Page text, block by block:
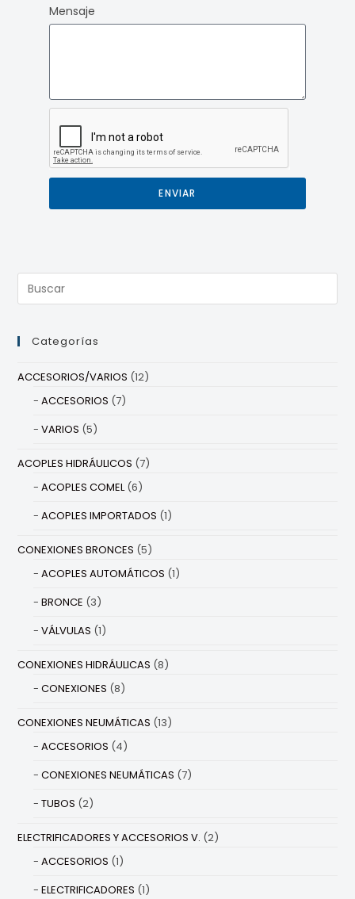
Mensaje
ENVIAR
Categorías
ACCESORIOS/VARIOS (12)
ACCESORIOS (7)
VARIOS (5)
ACOPLES HIDRÁULICOS (7)
ACOPLES COMEL(6)
ACOPLES IMPORTADOS (1)
CONEXIONES BRONCES (5)
ACOPLES AUTOMÁTICOS (1)
BRONCE (3)
VÁLVULAS (1)
CONEXIONES HIDRÁULICAS (8)
CONEXIONES (8)
CONEXIONES NEUMÁTICAS (13)
ACCESORIOS (4)
CONEXIONES NEUMÁTICAS (7)
TUBOS (2)
ELECTRIFICADORES Y ACCESORIOS V. (2)
ACCESORIOS (1)
ELECTRIFICADORES (1)